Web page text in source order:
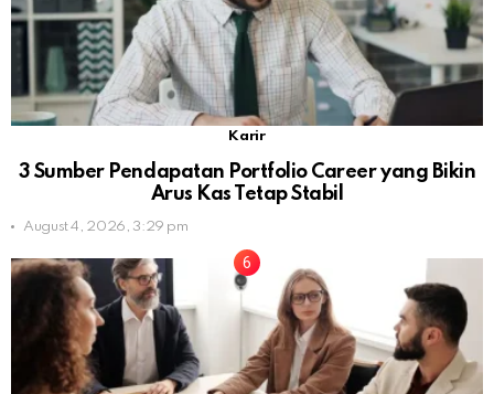
Karir
3 Sumber Pendapatan Portfolio Career yang Bikin
Arus Kas Tetap Stabil
August 4, 2026, 3:29 pm